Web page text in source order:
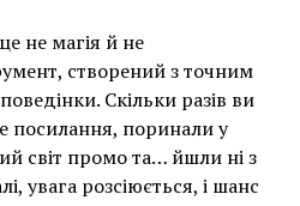
не магія й не
створений з точним
Скільки разів ви
посилання, поринали у
світ промо та… йшли ні з
увага розсіюється, і шанс